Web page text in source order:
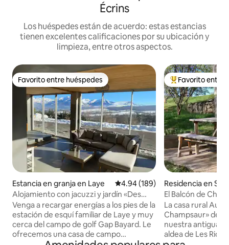
Écrins
Los huéspedes están de acuerdo: estas estancias
tienen excelentes calificaciones por su ubicación y
limpieza, entre otros aspectos.
Favorito entre huéspedes
Favorito entre huéspedes
Estancia en granja en Laye Calificación promedio: 4.94 de
4.94 (189)
Alojamiento con jacuzzi y jardín «Des
Grands Prés»
Venga a recargar energías a los pies de la
estación de esquí familiar de Laye y muy
cerca del campo de golf Gap Bayard. Le
ofrecemos una casa de campo
De los mejores
Favorito entre
Residencia en
Nicolas
El Balcón de
La casa rural
Champsaur» de
nuestra antigua
aldea de Les